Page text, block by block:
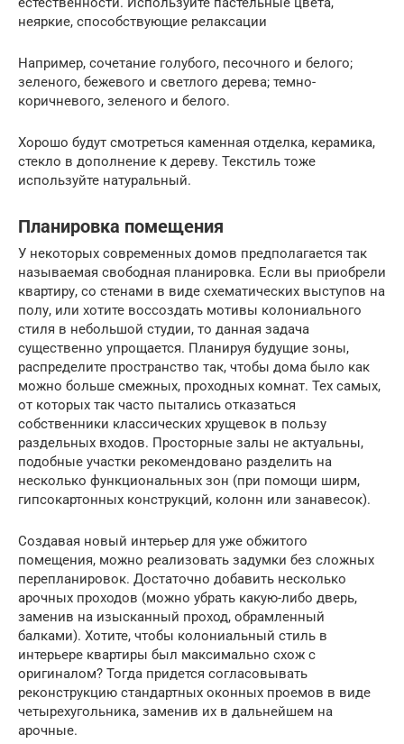
неяркие, способствующие релаксации
Например, сочетание голубого, песочного и белого;
зеленого, бежевого и светлого дерева; темно-
коричневого, зеленого и белого.
Хорошо будут смотреться каменная отделка, керамика,
стекло в дополнение к дереву. Текстиль тоже
используйте натуральный.
Планировка помещения
У некоторых современных домов предполагается так
называемая свободная планировка. Если вы приобрели
квартиру, со стенами в виде схематических выступов на
полу, или хотите воссоздать мотивы колониального
стиля в небольшой студии, то данная задача
существенно упрощается. Планируя будущие зоны,
распределите пространство так, чтобы дома было как
можно больше смежных, проходных комнат. Тех самых,
от которых так часто пытались отказаться
собственники классических хрущевок в пользу
раздельных входов. Просторные залы не актуальны,
подобные участки рекомендовано разделить на
несколько функциональных зон (при помощи ширм,
гипсокартонных конструкций, колонн или занавесок).
Создавая новый интерьер для уже обжитого
помещения, можно реализовать задумки без сложных
перепланировок. Достаточно добавить несколько
арочных проходов (можно убрать какую-либо дверь,
заменив на изысканный проход, обрамленный
балками). Хотите, чтобы колониальный стиль в
интерьере квартиры был максимально схож с
оригиналом? Тогда придется согласовывать
реконструкцию стандартных оконных проемов в виде
четырехугольника, заменив их в дальнейшем на
арочные.